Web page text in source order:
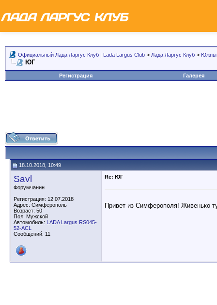
Официальный Лада Ларгус Клуб | Lada Largus Club > Лада Ларгус Клуб >
ЮГ
Регистрация Галерея
18.10.2018, 10:49
Savl
Форумчанин
Регистрация: 12.07.2018
Адрес: Симферополь
Возраст: 50
Пол: Мужской
Автомобиль: LADA Largus RS045-
52-ACL
Сообщений: 11
Re: ЮГ
Привет из Симферополя! Живенько